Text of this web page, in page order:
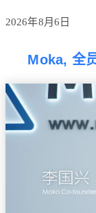
2026年8月6日
Moka, 全